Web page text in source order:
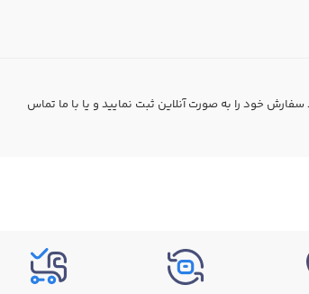
خود را به صورت آنلاین ثبت نمایید و یا با ما تماس